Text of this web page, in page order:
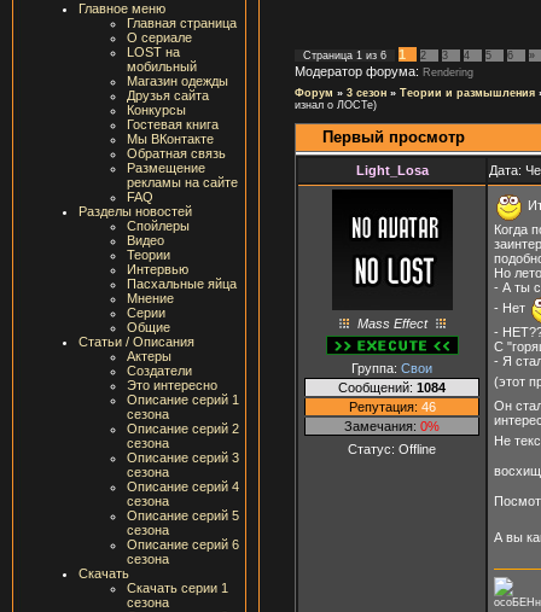
Главное меню
Главная страница
О сериале
LOST на
мобильный
Магазин одежды
Друзья сайта
Конкурсы
Гостевая книга
Мы ВКонтакте
Обратная связь
Размещение
рекламы на сайте
FAQ
Разделы новостей
Спойлеры
Видео
Теории
Интервью
Пасхальные яйца
Мнение
Серии
Общие
Статьи / Описания
Актеры
Создатели
Это интересно
Описание серий 1
сезона
Описание серий 2
сезона
Описание серий 3
сезона
Описание серий 4
сезона
Описание серий 5
сезона
Описание серий 6
сезона
Скачать
Скачать серии 1
сезона
Страница 1 из 6 1 2 3 4 5 6 »
Модератор форума: Rendering
Форум » 3 сезон » Теории и размышления
изнал о ЛОСТе)
Первый просмотр
Light_Losa Дата:
Mass Effect
Группа: Свои
Сообщений: 1084
Репутация: 46
Замечания: 0%
Статус: Offline
Когда
Но
- А ты
- Нет
-
С
- Я
(этот
Он
Не
А вы